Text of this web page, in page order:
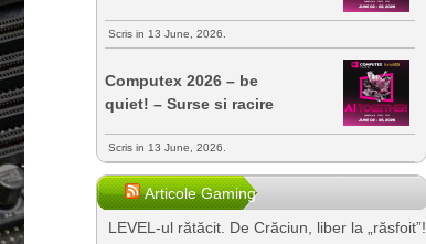
Scris in 13 June, 2026.
Computex 2026 – be
quiet! – Surse si racire
Scris in 13 June, 2026.
Articole Gaming
LEVEL-ul rătăcit. De Crăciun, liber la „răsfoit”!